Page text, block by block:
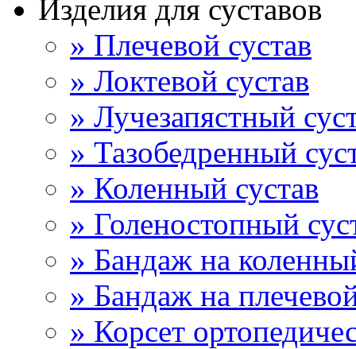
Изделия для суставов
» Плечевой сустав
» Локтевой сустав
» Лучезапястный
» Тазобедренный
» Коленный сустав
» Голеностопный
» Бандаж на
» Бандаж на
» Корсет